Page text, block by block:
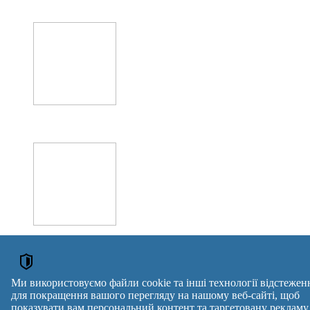
Оголошення →
ОГОЛОШЕННЯ
Мікрокреди онлайн
Ми використовуємо файли cookie та інші технології
для покращення вашого перегляду на нашому веб-сайті, щоб
показувати вам персональний контент та таргетовану рекламу,